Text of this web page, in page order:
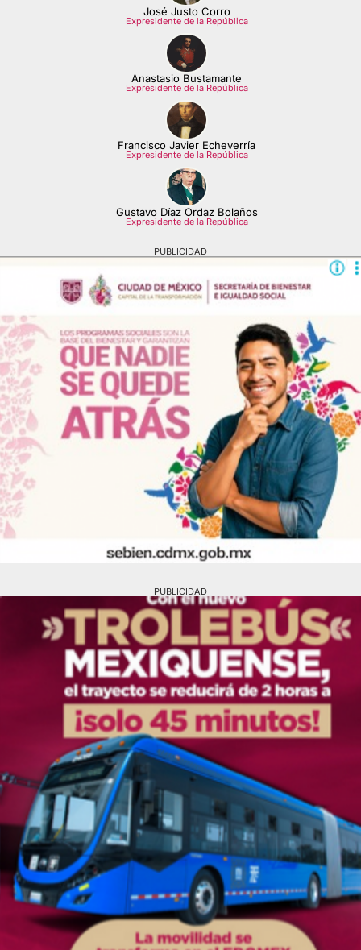
José Justo Corro
Expresidente de la República
Anastasio Bustamante
Expresidente de la República
Francisco Javier Echeverría
Expresidente de la República
Gustavo Díaz Ordaz Bolaños
Expresidente de la República
PUBLICIDAD
PUBLICIDAD